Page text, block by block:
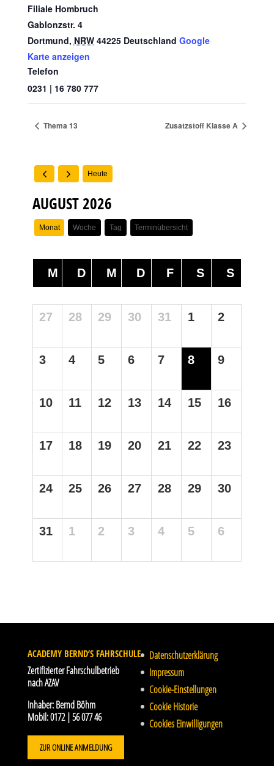
Filiale Hombruch
Gablonzstr. 4
Dortmund, NRW 44225 Deutschland Google
Karte anzeigen
Telefon
0231 | 16 780 777
Thema 13 Zusatzstoff Klasse A
Heute
AUGUST 2026
Monat Woche Tag Terminübersicht
M D M D F S S
27 28 29 30 31 1 2
3 4 5 6 7 8 9
10 11 12 13 14 15 16
17 18 19 20 21 22 23
24 25 26 27 28 29 30
31 1 2 3 4 5 6
ACADEMY BERND’S FAHRSCHULE
Zertifizierter Fahrschulbetrieb
nach AZAV
Inhaber:Bernd Böhm
Mobil:0172 | 56 077 46
ZUR ONLINE ANMELDUNG
Datenschutzerklärung
Impressum
Cookie-Einstellungen
Cookie Historie
Cookies Einwilligungen